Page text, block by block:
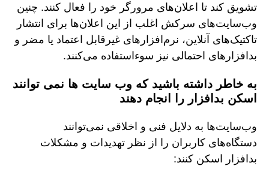
تشویق کند تا اعلان‌های مرورگر خود را فعال کنند. چنین
وب‌سایت‌های سرکش اغلب از این اعلان‌ها برای انتشار
تاکتیک‌های آنلاین، نرم‌افزارهای غیرقابل اعتماد یا مضر و
بدافزارهای احتمالی نیز سوءاستفاده می‌کنند.
به خاطر داشته باشید که وب سایت ها نمی توانند
اسکن بدافزار را انجام دهند
وب‌سایت‌ها به دلایل فنی و اخلاقی نمی‌توانند
دستگاه‌های کاربران را از نظر تهدیدات و مشکلات
بدافزار اسکن کنند: